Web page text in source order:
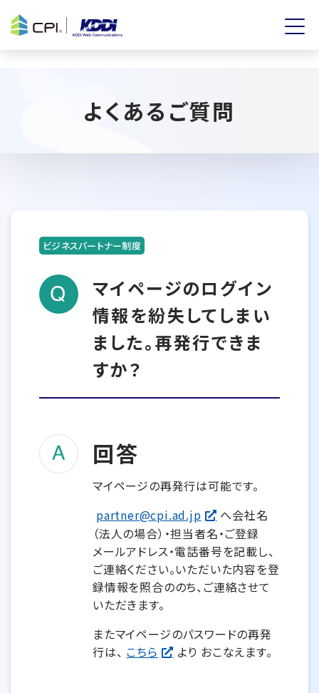
よくあるご質問
ビジネスパートナー制度
マイページのログイン
情報を紛失してしまい
ました。再発行できま
すか？
回答
マイページの再発行は可能です。
partner@cpi.ad.jp
へ会社名
（法人の場合）・担当者名・ご登録
メールアドレス・電話番号を記載し、
ご連絡ください。いただいた内容を登
録情報を照合ののち、ご連絡させて
いただきます。
またマイページのパスワードの再発
行は、 こちら より おこなえます。